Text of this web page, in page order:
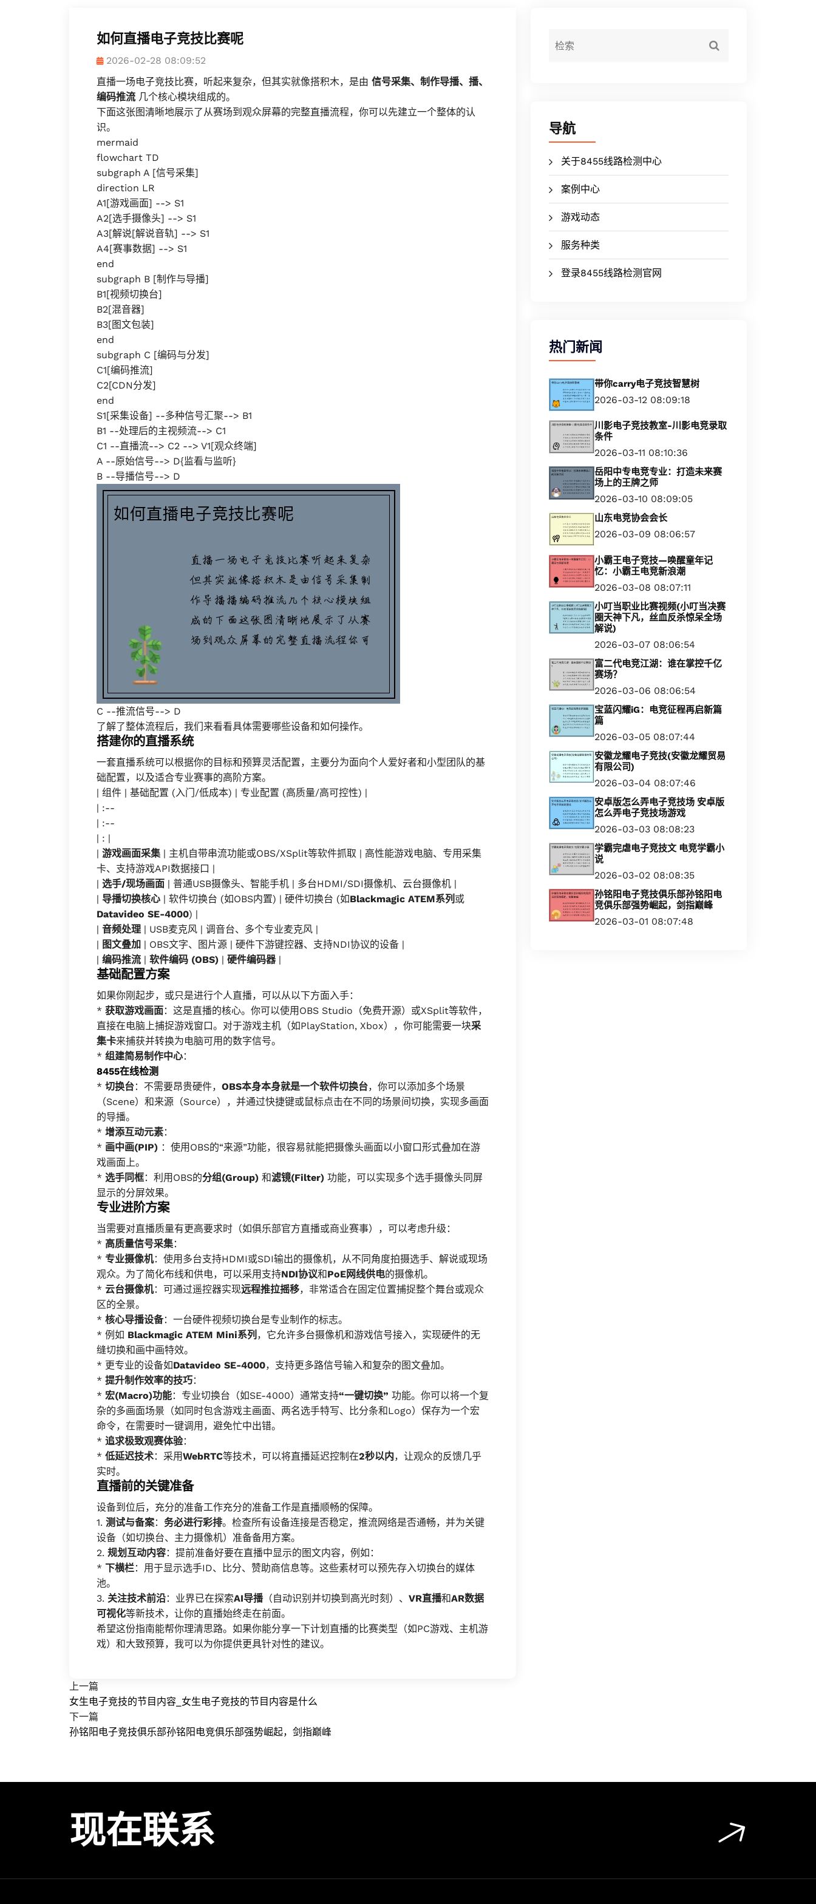
如何直播电子竞技比赛呢
2026-02-28 08:09:52
直播一场电子竞技比赛，听起来复杂，但其实就像搭积木，是由 信号采集、制作导播、播、
编码推流 几个核心模块组成的。
下面这张图清晰地展示了从赛场到观众屏幕的完整直播流程，你可以先建立一个整体的认
识。
mermaid
flowchart TD
subgraph A [信号采集]
direction LR
A1[游戏画面] --> S1
A2[选手摄像头] --> S1
A3[解说[解说音轨] --> S1
A4[赛事数据] --> S1
end
subgraph B [制作与导播]
B1[视频切换台]
B2[混音器]
B3[图文包装]
end
subgraph C [编码与分发]
C1[编码推流]
C2[CDN分发]
end
S1[采集设备] --多种信号汇聚--> B1
B1 --处理后的主视频流--> C1
C1 --直播流--> C2 --> V1[观众终端]
A --原始信号--> D{监看与监听}
B --导播信号--> D
C --推流信号--> D
了解了整体流程后，我们来看看具体需要哪些设备和如何操作。
搭建你的直播系统
一套直播系统可以根据你的目标和预算灵活配置，主要分为面向个人爱好者和小型团队的基
础配置，以及适合专业赛事的高阶方案。
| 组件 | 基础配置 (入门/低成本) | 专业配置 (高质量/高可控性) |
| :--
| :--
| : |
| 游戏画面采集 | 主机自带串流功能或OBS/XSplit等软件抓取 | 高性能游戏电脑、专用采集
卡、支持游戏API数据接口 |
| 选手/现场画面 | 普通USB摄像头、智能手机 | 多台HDMI/SDI摄像机、云台摄像机 |
| 导播切换核心 | 软件切换台 (如OBS内置) | 硬件切换台 (如Blackmagic ATEM系列 或
Datavideo SE-4000) |
| 音频处理 | USB麦克风 | 调音台、多个专业麦克风 |
| 图文叠加 | OBS文字、图片源 | 硬件下游键控器、支持NDI协议的设备 |
| 编码推流 | 软件编码 (OBS) | 硬件编码器|
基础配置方案
如果你刚起步，或只是进行个人直播，可以从以下方面入手：
* 获取游戏画面：这是直播的核心。你可以使用OBS Studio（免费开源）或XSplit等软件，
直接在电脑上捕捉游戏窗口。对于游戏主机（如PlayStation, Xbox），你可能需要一块采
集卡来捕获并转换为电脑可用的数字信号。
* 组建简易制作中心：
8455在线检测
* 切换台：不需要昂贵硬件， OBS本身本身就是一个软件切换台，你可以添加多个场景
（Scene）和来源（Source），并通过快捷键或鼠标点击在不同的场景间切换，实现多画面
的导播。
* 增添互动元素：
* 画中画(PIP) ：使用OBS的“来源”功能，很容易就能把摄像头画面以小窗口形式叠加在游
戏画面上。
* 选手同框：利用OBS的分组(Group) 和滤镜(Filter) 功能，可以实现多个选手摄像头同屏
显示的分屏效果。
专业进阶方案
当需要对直播质量有更高要求时（如俱乐部官方直播或商业赛事），可以考虑升级：
* 高质量信号采集：
* 专业摄像机：使用多台支持HDMI或SDI输出的摄像机，从不同角度拍摄选手、解说或现场
观众。为了简化布线和供电，可以采用支持NDI协议和PoE网线供电的摄像机。
* 云台摄像机：可通过遥控器实现远程推拉摇移，非常适合在固定位置捕捉整个舞台或观众
区的全景。
* 核心导播设备：一台硬件视频切换台是专业制作的标志。
* 例如 Blackmagic ATEM Mini系列 ，它允许多台摄像机和游戏信号接入，实现硬件的无
缝切换和画中画特效。
* 更专业的设备如Datavideo SE-4000，支持更多路信号输入和复杂的图文叠加。
* 提升制作效率的技巧：
* 宏(Macro)功能：专业切换台（如SE-4000）通常支持“一键切换” 功能。你可以将一个复
杂的多画面场景（如同时包含游戏主画面、两名选手特写、比分条和Logo）保存为一个宏
命令，在需要时一键调用，避免忙中出错。
* 追求极致观赛体验：
* 低延迟技术：采用WebRTC等技术，可以将直播延迟控制在2秒以内，让观众的反馈几乎
实时。
直播前的关键准备
设备到位后，充分的准备工作充分的准备工作是直播顺畅的保障。
1. 测试与备案： 务必进行彩排。检查所有设备连接是否稳定，推流网络是否通畅，并为关键
设备（如切换台、主力摄像机）准备备用方案。
2. 规划互动内容：提前准备好要在直播中显示的图文内容，例如：
* 下横栏：用于显示选手ID、比分、赞助商信息等。这些素材可以预先存入切换台的媒体
池。
3. 关注技术前沿：业界已在探索AI导播（自动识别并切换到高光时刻）、 VR直播和AR数据
可视化等新技术，让你的直播始终走在前面。
希望这份指南能帮你理清思路。如果你能分享一下计划直播的比赛类型（如PC游戏、主机游
戏）和大致预算，我可以为你提供更具针对性的建议。
上一篇
女生电子竞技的节目内容_女生电子竞技的节目内容是什么
下一篇
孙铭阳电子竞技俱乐部孙铭阳电竞俱乐部强势崛起，剑指巅峰
导航
关于8455线路检测中心
案例中心
游戏动态
服务种类
登录8455线路检测官网
热门新闻
带你carry电子竞技智慧树
2026-03-12 08:09:18
川影电子竞技教室-川影电竞录取
条件
2026-03-11 08:10:36
岳阳中专电竞专业：打造未来赛
场上的王牌之师
2026-03-10 08:09:05
山东电竞协会会长
2026-03-09 08:06:57
小霸王电子竞技—唤醒童年记
忆：小霸王电竞新浪潮
2026-03-08 08:07:11
小叮当职业比赛视频(小叮当决赛
圈天神下凡，丝血反杀惊呆全场
解说)
2026-03-07 08:06:54
富二代电竞江湖：谁在掌控千亿
赛场？
2026-03-06 08:06:54
宝蓝闪耀iG：电竞征程再启新篇
篇
2026-03-05 08:07:44
安徽龙耀电子竞技(安徽龙耀贸易
有限公司)
2026-03-04 08:07:46
安卓版怎么弄电子竞技场 安卓版
怎么弄电子竞技场游戏
2026-03-03 08:08:23
学霸完虐电子竞技文 电竞学霸小
说
2026-03-02 08:08:35
孙铭阳电子竞技俱乐部孙铭阳电
竞俱乐部强势崛起，剑指巅峰
2026-03-01 08:07:48
现在联系